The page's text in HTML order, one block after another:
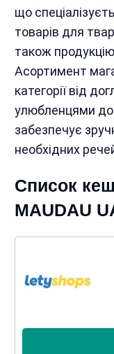
що
товарів для
також
Асортимент
категорії від
улюбленцями до
забезпечує
необхідних
Список
MAUDAU